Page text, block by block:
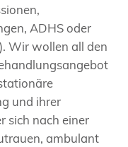
ADHS oder
Wir wollen all den
und ihrer
sich nach einer
ambulant